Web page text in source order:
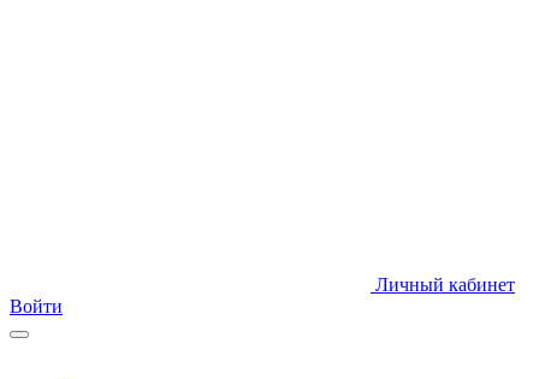
Личный кабинет
Войти